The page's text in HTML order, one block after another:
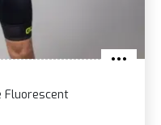
Fluorescent